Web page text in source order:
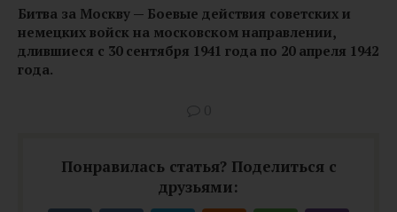
Битва за Москву — Боевые действия советских и
немецких войск на московском направлении,
длившиеся с 30 сентября 1941 года по 20 апреля 1942
года.
Понравилась статья? Поделиться с
друзьями: